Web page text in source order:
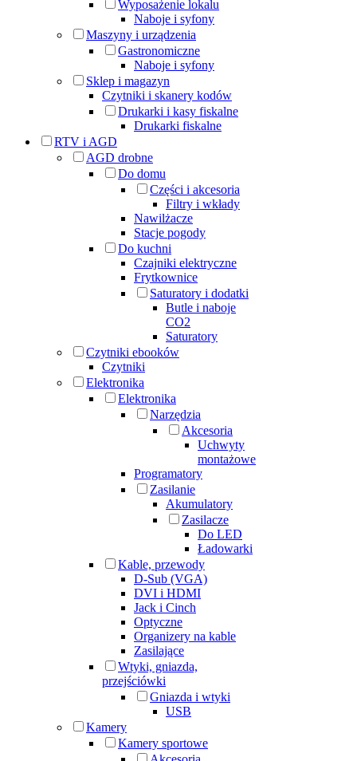
Wyposażenie lokalu
Naboje i syfony
Maszyny i urządzenia
Gastronomiczne
Naboje i syfony
Sklep i magazyn
Czytniki i skanery kodów
Drukarki i kasy fiskalne
Drukarki fiskalne
RTV i AGD
AGD drobne
Do domu
Części i akcesoria
Filtry i wkłady
Nawilżacze
Stacje pogody
Do kuchni
Czajniki elektryczne
Frytkownice
Saturatory i dodatki
Butle i naboje
CO2
Saturatory
Czytniki ebooków
Czytniki
Elektronika
Elektronika
Narzędzia
Akcesoria
Uchwyty
montażowe
Programatory
Zasilanie
Akumulatory
Zasilacze
Do LED
Ładowarki
Kable, przewody
D-Sub (VGA)
DVI i HDMI
Jack i Cinch
Optyczne
Organizery na kable
Zasilające
Wtyki, gniazda,
przejściówki
Gniazda i wtyki
USB
Kamery
Kamery sportowe